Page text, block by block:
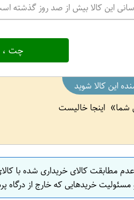
این کالا بیش از صد روز گذشته
چت ،
این کالا شوید
شما اینجا خالیست
مطابقت کالای خریداری شده با
خریدهایی که خارج از درگاه